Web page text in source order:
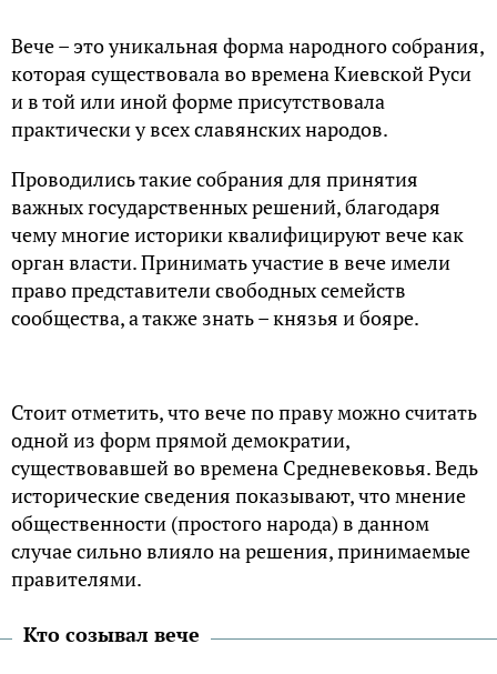
Вече – это уникальная форма народного собрания,
которая существовала во времена Киевской Руси
и в той или иной форме присутствовала
практически у всех славянских народов.
Проводились такие собрания для принятия
важных государственных решений, благодаря
чему многие историки квалифицируют вече как
орган власти. Принимать участие в вече имели
право представители свободных семейств
сообщества, а также знать – князья и бояре.
Стоит отметить, что вече по праву можно считать
одной из форм прямой демократии,
существовавшей во времена Средневековья. Ведь
исторические сведения показывают, что мнение
общественности (простого народа) в данном
случае сильно влияло на решения, принимаемые
правителями.
Кто созывал вече